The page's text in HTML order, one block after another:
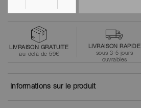
LIVRAISON GRATUITE
au-delà de 59€
LIVRAISON RAPIDE
sous 3-5 jours
ouvrables
Informations sur le produit